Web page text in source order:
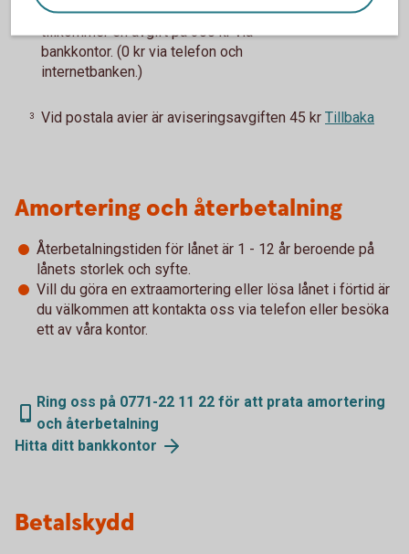
Höjning eller ny låneansökan inom 3 år
tillkommer en avgift på 300 kr via
bankkontor. (0 kr via telefon och
internetbanken.)
Tillbaka
3 Vid postala avier är aviseringsavgiften 45 kr Tillbaka
Amortering och återbetalning
Återbetalningstiden för lånet är 1 - 12 år beroende på
lånets storlek och syfte.
Vill du göra en extraamortering eller lösa lånet i förtid är
du välkommen att kontakta oss via telefon eller besöka
ett av våra kontor.
Ring oss på 0771-22 11 22 för att prata amortering
och återbetalning
Hitta ditt bankkontor
Betalskydd